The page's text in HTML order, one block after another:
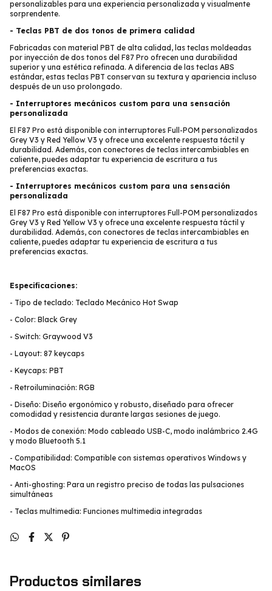
personalizables para una experiencia personalizada y visualmente
sorprendente.
- Teclas PBT de dos tonos de primera calidad
Fabricadas con material PBT de alta calidad, las teclas moldeadas
por inyección de dos tonos del F87 Pro ofrecen una durabilidad
superior y una estética refinada. A diferencia de las teclas ABS
estándar, estas teclas PBT conservan su textura y apariencia incluso
después de un uso prolongado.
- Interruptores mecánicos custom para una sensación
personalizada
El F87 Pro está disponible con interruptores Full-POM personalizados
Grey V3 y Red Yellow V3 y ofrece una excelente respuesta táctil y
durabilidad. Además, con conectores de teclas intercambiables en
caliente, puedes adaptar tu experiencia de escritura a tus
preferencias exactas.
- Interruptores mecánicos custom para una sensación
personalizada
El F87 Pro está disponible con interruptores Full-POM personalizados
Grey V3 y Red Yellow V3 y ofrece una excelente respuesta táctil y
durabilidad. Además, con conectores de teclas intercambiables en
caliente, puedes adaptar tu experiencia de escritura a tus
preferencias exactas.
Especificaciones:
- Tipo de teclado: Teclado Mecánico Hot Swap
- Color: Black Grey
- Switch: Graywood V3
- Layout: 87 keycaps
- Keycaps: PBT
- Retroiluminación: RGB
- Diseño: Diseño ergonómico y robusto, diseñado para ofrecer
comodidad y resistencia durante largas sesiones de juego.
- Modos de conexión: Modo cableado USB-C, modo inalámbrico 2.4G
y modo Bluetooth 5.1
- Compatibilidad: Compatible con sistemas operativos Windows y
MacOS
- Anti-ghosting: Para un registro preciso de todas las pulsaciones
simultáneas
- Teclas multimedia: Funciones multimedia integradas
Productos similares